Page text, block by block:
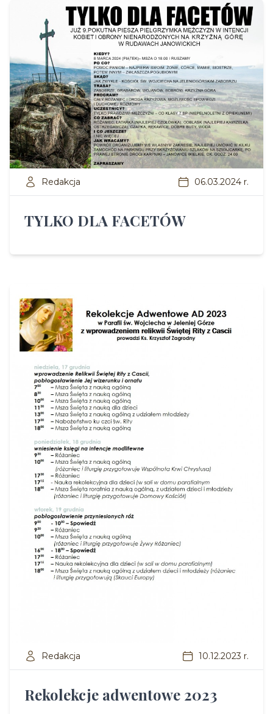
Redakcja 06.03.2024 r.
TYLKO DLA FACETÓW
Redakcja 10.12.2023 r.
Rekolekcje adwentowe 2023